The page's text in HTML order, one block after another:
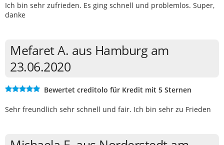
Ich bin sehr zufrieden. Es ging schnell und problemlos. Super,
danke
Mefaret A. aus Hamburg am
23.06.2020
Bewertet creditolo für Kredit mit 5 Sternen
Sehr freundlich sehr schnell und fair. Ich bin sehr zu Frieden